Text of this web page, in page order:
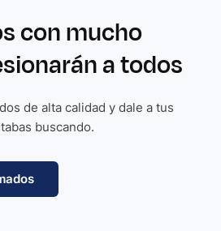
con mucho
a todos
de alta calidad y dale a tus
buscando.